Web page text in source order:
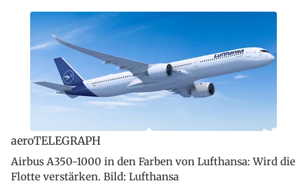
aeroTELEGRAPH
Airbus A350-1000 in den Farben von Lufthansa: Wird die
Flotte verstärken. Bild: Lufthansa